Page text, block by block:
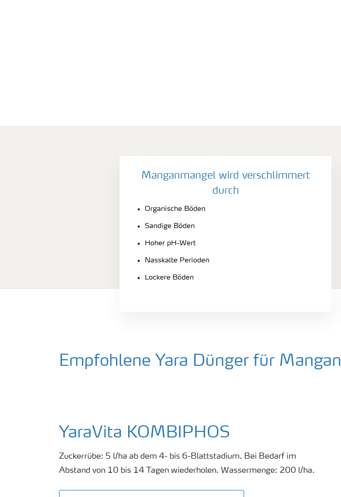
Manganmangel wird verschlimmert
durch
Organische Böden
Sandige Böden
Hoher pH-Wert
Nasskalte Perioden
Lockere Böden
Empfohlene Yara Dünger für Mangan
YaraVita KOMBIPHOS
Zuckerrübe: 5 l/ha ab dem 4- bis 6-Blattstadium. Bei Bedarf im
Abstand von 10 bis 14 Tagen wiederholen. Wassermenge: 200 l/ha.